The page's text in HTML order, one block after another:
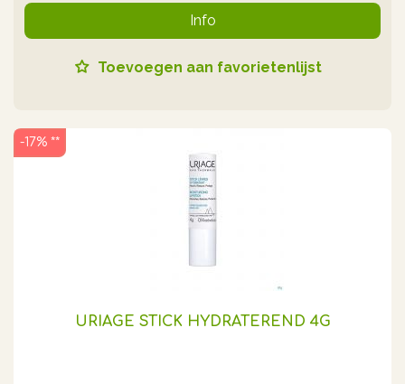
Info
Toevoegen aan favorietenlijst
URIAGE STICK HYDRATEREND 4G
-17% **